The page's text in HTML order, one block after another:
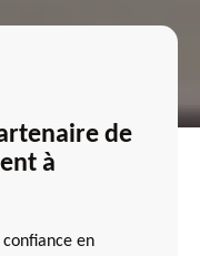
de
à
en